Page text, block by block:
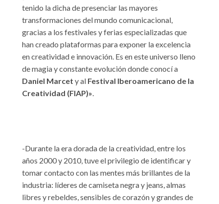
tenido la dicha de presenciar las mayores
transformaciones del mundo comunicacional,
gracias a los festivales y ferias especializadas que
han creado plataformas para exponer la excelencia
en creatividad e innovación. Es en este universo lleno
de magia y constante evolución donde conocí a
Daniel Marcet y al Festival Iberoamericano de la
Creatividad (FIAP)».
-Durante la era dorada de la creatividad, entre los
años 2000 y 2010, tuve el privilegio de identificar y
tomar contacto con las mentes más brillantes de la
industria: líderes de camiseta negra y jeans, almas
libres y rebeldes, sensibles de corazón y grandes de